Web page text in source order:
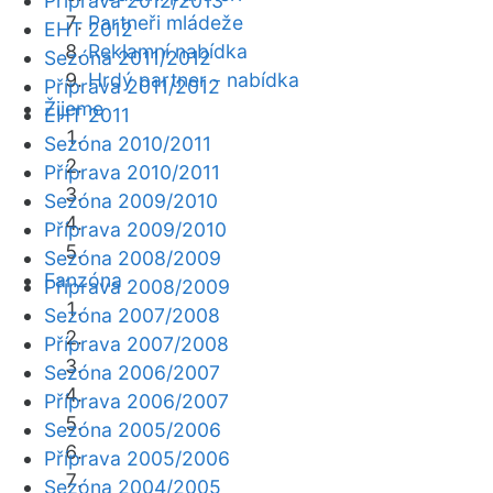
Partneři mládeže
Reklamní nabídka
Hrdý partner - nabídka
Žijeme
Fanzóna
EHT 2012
Sezóna 2011/2012
Příprava 2011/2012
EHT 2011
Sezóna 2010/2011
Příprava 2010/2011
Sezóna 2009/2010
Příprava 2009/2010
Sezóna 2008/2009
Příprava 2008/2009
Sezóna 2007/2008
Příprava 2007/2008
Sezóna 2006/2007
Příprava 2006/2007
Sezóna 2005/2006
Příprava 2005/2006
Sezóna 2004/2005